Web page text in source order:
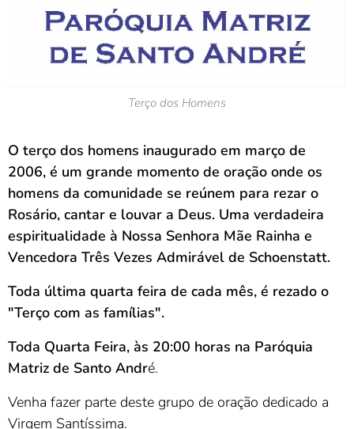
Terço dos Homens
O terço dos homens inaugurado em março de
2006, é um grande momento de oração onde os
homens da comunidade se reúnem para rezar o
Rosário, cantar e louvar a Deus. Uma verdadeira
espiritualidade à Nossa Senhora Mãe Rainha e
Vencedora Três Vezes Admirável de Schoenstatt.
Toda última quarta feira de cada mês, é rezado o
"Terço com as famílias".
Toda Quarta Feira, às 20:00 horas na Paróquia
Matriz de Santo André.
Venha fazer parte deste grupo de oração dedicado a
Virgem Santíssima.